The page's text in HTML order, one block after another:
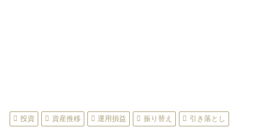
投資 資産推移 運用損益 振り替え
引き落とし